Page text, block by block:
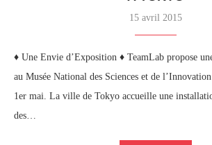
15 avril 2015
♦ Une Envie d’Exposition ♦ TeamLab propose
au Musée National des Sciences et de
1er mai. La ville de Tokyo accueille une
des…